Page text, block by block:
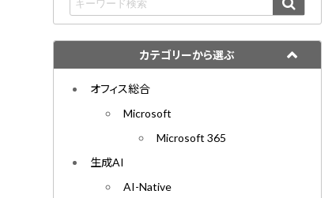
カテゴリーから選ぶ
オフィス総合
Microsoft
Microsoft 365
生成AI
AI-Native